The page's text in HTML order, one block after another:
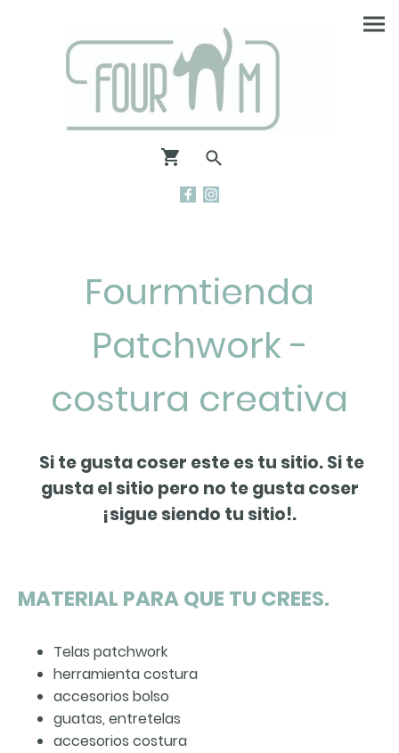
Fourmtienda
Patchwork -
costura creativa
Si te gusta coser este es tu sitio. Si te
gusta el sitio pero no te gusta coser
¡sigue siendo tu sitio!.
MATERIAL PARA QUE TU CREES.
Telas patchwork
herramienta costura
accesorios bolso
guatas, entretelas
accesorios costura